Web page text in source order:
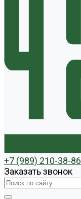
+7 (989) 210-38-86
Заказать звонок